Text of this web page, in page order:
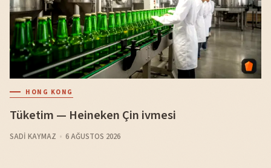
HONG KONG
Tüketim — Heineken Çin ivmesi
SADI KAYMAZ 6 AĞUSTOS 2026